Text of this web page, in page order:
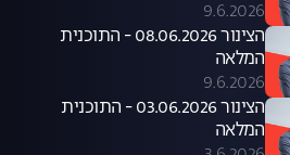
9.6.2026
הצינור 08.06.2026 - התוכנית
המלאה
9.6.2026
הצינור 03.06.2026 - התוכנית
המלאה